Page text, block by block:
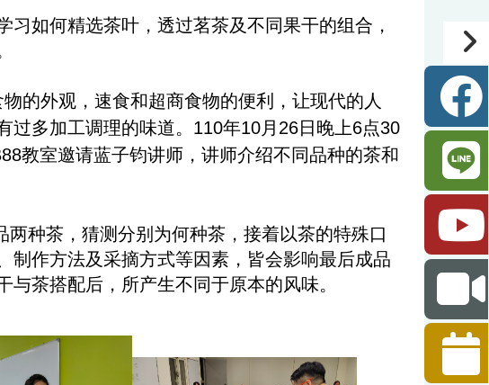
习如何精选茶叶，透过茗茶及不同果干的组合，
的外观，速食和超商食物的便利，让现代的人
过多加工调理的味道。110年10月26日晚上6点30
教室邀请蓝子钧讲师，讲师介绍不同品种的茶和
种茶，猜测分别为何种茶，接着以茶的特殊口
制作方法及采摘方式等因素，皆会影响最后成品
茶搭配后，所产生不同于原本的风味。